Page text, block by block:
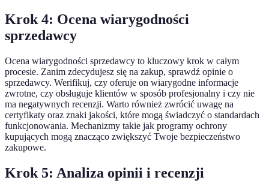
Krok 4: Ocena wiarygodności
sprzedawcy
Ocena wiarygodności sprzedawcy to kluczowy krok w całym
procesie. Zanim zdecydujesz się na zakup, sprawdź opinie o
sprzedawcy. Werifikuj, czy oferuje on wiarygodne informacje
zwrotne, czy obsługuje klientów w sposób profesjonalny i czy nie
ma negatywnych recenzji. Warto również zwrócić uwagę na
certyfikaty oraz znaki jakości, które mogą świadczyć o standardach
funkcjonowania. Mechanizmy takie jak programy ochrony
kupujących mogą znacząco zwiększyć Twoje bezpieczeństwo
zakupowe.
Krok 5: Analiza opinii i recenzji